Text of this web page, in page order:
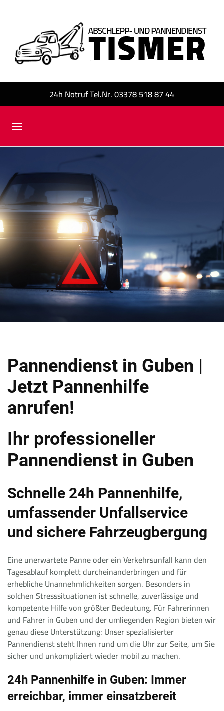
24h Notruf Tel.Nr. 03378 518 87 44
Pannendienst in Guben |
Jetzt Pannenhilfe
anrufen!
Ihr professioneller
Pannendienst in Guben
Schnelle 24h Pannenhilfe,
umfassender Unfallservice
und sichere Fahrzeugbergung
Eine unerwartete Panne oder ein Verkehrsunfall kann den
Tagesablauf komplett durcheinanderbringen und für
erhebliche Unannehmlichkeiten sorgen. Besonders in
solchen Stresssituationen ist schnelle, zuverlässige und
kompetente Hilfe von größter Bedeutung. Für Fahrerinnen
und Fahrer in Guben und der umliegenden Region bieten wir
genau diese Unterstützung: Unser spezialisierter
Pannendienst steht Ihnen rund um die Uhr zur Seite, um Sie
sicher und unkompliziert wieder mobil zu machen.
24h Pannenhilfe in Guben: Immer
erreichbar, immer einsatzbereit